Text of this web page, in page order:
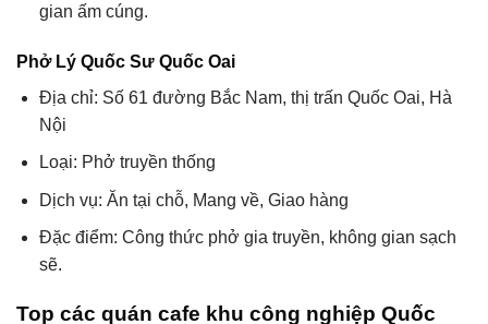
gian ấm cúng.
Phở Lý Quốc Sư Quốc Oai
Địa chỉ: Số 61 đường Bắc Nam, thị trấn Quốc Oai, Hà
Nội
Loại: Phở truyền thống
Dịch vụ: Ăn tại chỗ, Mang về, Giao hàng
Đặc điểm: Công thức phở gia truyền, không gian sạch
sẽ.
Top các quán cafe khu công nghiệp Quốc